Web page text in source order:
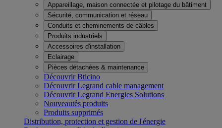
Appareillage, maison connectée et pilotage du bâtiment
Sécurité, communication et réseau
Conduits et cheminements de câbles
Produits industriels
Accessoires d'installation
Eclairage
Pièces détachées & maintenance
Découvrir Bticino
Découvrir Legrand cable management
Découvrir Legrand Energies Solutions
Nouveautés produits
Produits supprimés
Distribution, protection et gestion de l'énergie